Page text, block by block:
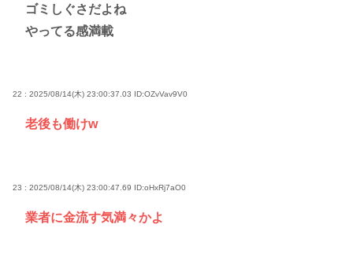
ゴミしぐさだよね
やってる感満載
22 : 2025/08/14(木) 23:00:37.03 ID:OZvVav9V0
老後も働けw
23 : 2025/08/14(木) 23:00:47.69 ID:oHxRj7aO0
業者に金流す気満々かよ